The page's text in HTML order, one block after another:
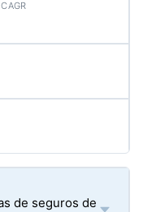
de seguros de